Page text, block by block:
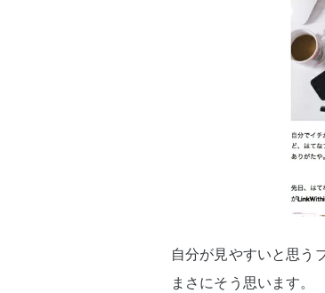
自分が見やすいと思う
まさにそう思います。